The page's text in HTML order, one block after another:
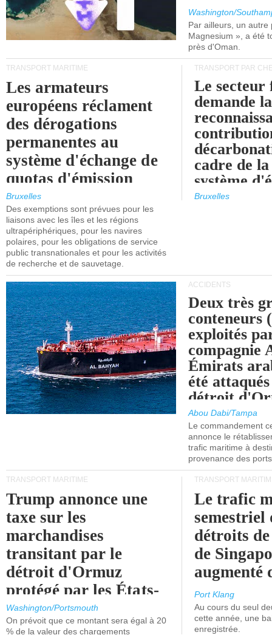
Washington/
Par ailleurs, un autre
Magnesium », a été
près d'Oman.
TRANSPORT MARITIME
Les armateurs
européens réclament
des dérogations
permanentes au
système d'échange de
quotas d'émission
maritimes de l'UE
après 2030.
Bruxelles
Des exemptions sont prévues pour les
liaisons avec les îles et les régions
ultrapériphériques, pour les navires
polaires, pour les obligations de service
public transnationales et pour les activités
de recherche et de sauvetage.
TRANSPORT PAR
Le
demande la
cadre de
système
quotas
Bruxelles
ACCIDENTS
Deux très
conteneurs
exploités
compagnie
Émirats
été
détroit
Abou Dabi/Tampa
Le commandement
annonce le
trafic maritime à
provenance des
TRANSPORT MARITIME
Trump annonce une
taxe sur les
marchandises
transitant par le
détroit d'Ormuz
protégé par les États-
Unis.
Washington/Portsmouth
On prévoit que ce montant sera égal à 20
% de la valeur des chargements
TRANSPORT
Le trafic
semestriel
détroits
de
augmenté
Port Klang
Au cours du seul
cette année, une
enregistrée.